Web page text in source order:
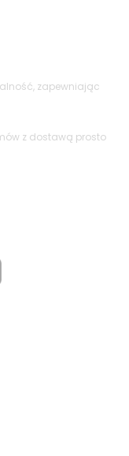
zapewniając
z dostawą prosto